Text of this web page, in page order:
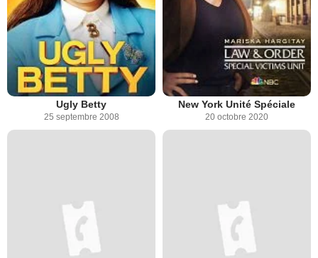
Ugly Betty
25 septembre 2008
New York Unité Spéciale
20 octobre 2020